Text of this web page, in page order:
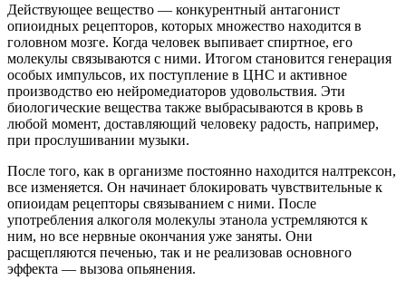
Действующее вещество — конкурентный антагонист
опиоидных рецепторов, которых множество находится в
головном мозге. Когда человек выпивает спиртное, его
молекулы связываются с ними. Итогом становится генерация
особых импульсов, их поступление в ЦНС и активное
производство ею нейромедиаторов удовольствия. Эти
биологические вещества также выбрасываются в кровь в
любой момент, доставляющий человеку радость, например,
при прослушивании музыки.
После того, как в организме постоянно находится налтрексон,
все изменяется. Он начинает блокировать чувствительные к
опиоидам рецепторы связыванием с ними. После
употребления алкоголя молекулы этанола устремляются к
ним, но все нервные окончания уже заняты. Они
расщепляются печенью, так и не реализовав основного
эффекта — вызова опьянения.